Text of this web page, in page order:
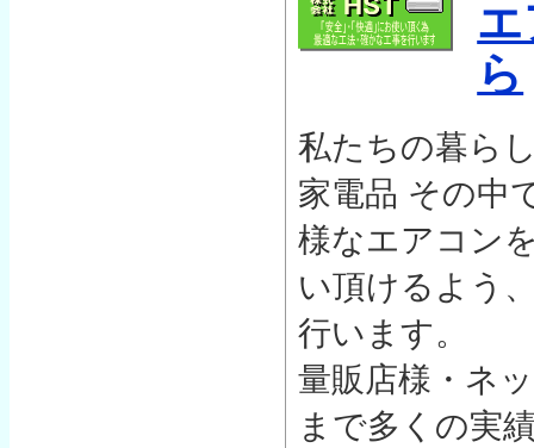
ら
私たちの暮ら
家電品 その中
様なエアコン
い頂けるよう
行います。
量販店様・ネ
まで多くの実